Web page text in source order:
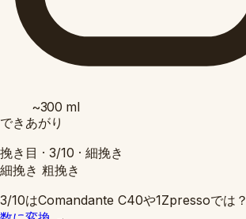
~300 ml
できあがり
挽き目 · 3/10 · 細挽き
細挽き 粗挽き
3/10はComandante C40や1Zpressoでは？